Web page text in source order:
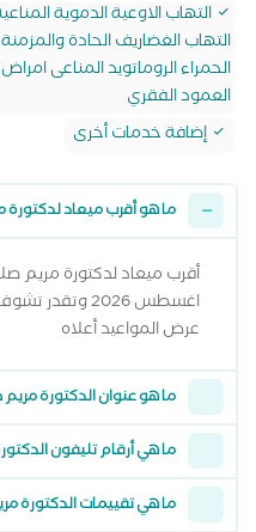
التهاب الاوعية الدموية
التهاب الغضاريف الحادة
الحمراء الروماتويد المناعى
العمود الفقري
إضافة خدمات أخرى
ما هو أقرب ميعاد لدكتورة
اغسطس 2026
عرض المواعيد أعلاه
ما هو عنوان الدكتورة
ما هي أرقام تليفون
ما هي تقييمات الدكتورة